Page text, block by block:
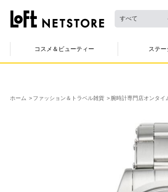
すべて
コスメ＆ビューティー ステ
ホーム ファッション＆トラベル雑貨 腕時計専門店オンタイ